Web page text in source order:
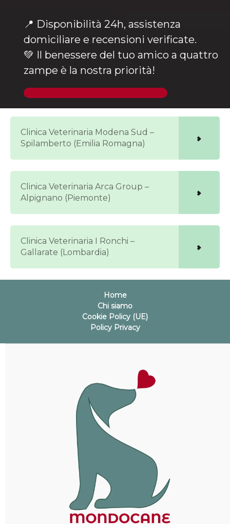
📍 Disponibilità 24h, assistenza
domiciliare e recensioni verificate.
💚 Il benessere del tuo amico a quattro
zampe è la nostra priorità!
Clinica Veterinaria Modena Sud –
Spilamberto (Emilia Romagna)
Clinica Veterinaria Arca Group –
Alpignano (Piemonte)
Clinica Veterinaria I Ronchi –
Gallarate (Lombardia)
Home
Chi siamo
Cookie Policy (UE)
Policy Privacy